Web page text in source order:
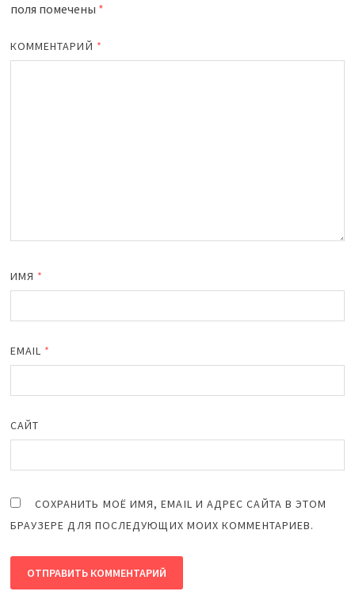
поля помечены *
КОММЕНТАРИЙ *
ИМЯ *
EMAIL *
САЙТ
СОХРАНИТЬ МОЁ ИМЯ, EMAIL И АДРЕС САЙТА В ЭТОМ
БРАУЗЕРЕ ДЛЯ ПОСЛЕДУЮЩИХ МОИХ КОММЕНТАРИЕВ.